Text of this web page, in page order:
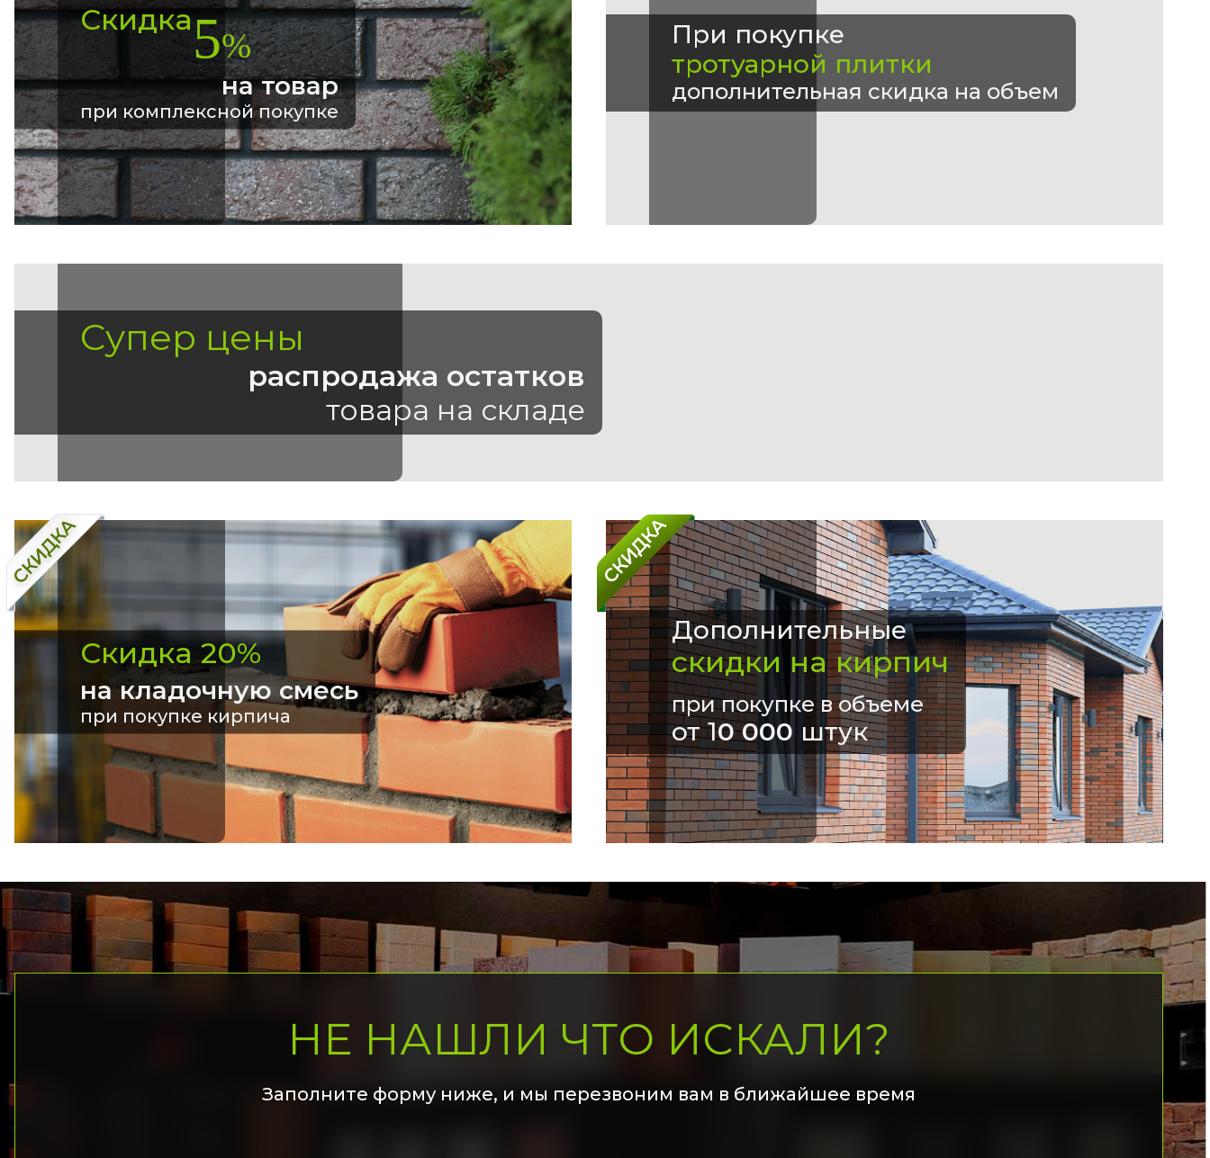
Скидка5%
на товар
при комплексной покупке
При покупке
тротуарной плитки
дополнительная скидка на объем
Супер цены
распродажа остатков
товара на складе
Скидка 20%
на кладочную смесь
при покупке кирпича
Дополнительные
скидки на кирпич
при покупке в объеме
от 10 000 штук
НЕ НАШЛИ ЧТО ИСКАЛИ?
Заполните форму ниже, и мы перезвоним вам в ближайшее время